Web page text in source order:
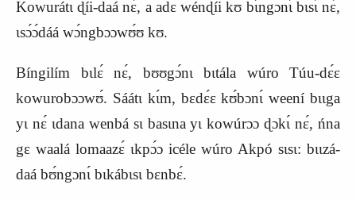
Kowurátɩ ɖíi-daá nɛ́, a adɛ wénɖíi kʊ bɩ́ngɔnɩ́ bɩsɩ́ nɛ́,
ɩsɔ́ɔ́dáá wɔ́ngbɔɔwʊ́ʊ kʊ.
Bíngilím bɩlɛ́ nɛ́, bʊʊgɔ́nɩ bɩtála wúro Túu-dɛ́ɛ
kowurobɔɔwʊ́. Sáátɩ kɩ́m, bɛdɛ́ɛ kʊ́bɔnɩ́ weení bɩɩga
yɩ nɛ́ ɩdana wenbá sɩ basɩna yɩ kowúrɔɔ ɖɔkɩ́ nɛ́, ńna
gɛ waalá lomaazɛ́ ɩkpɔ́ɔ icéle wúro Akpó sɩsɩ: bɩɩzá-
daá bʊ́ngɔnɩ́ bɩkábɩsɩ bɛnbɛ́.